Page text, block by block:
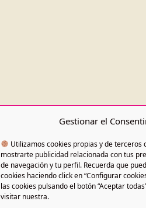
Gestionar el
Utilizamos cookies propias y de terceros
mostrarte publicidad relacionada con tus
de navegación y tu perfil. Recuerda que
cookies haciendo click en “Configurar
las cookies pulsando el botón “Aceptar
visitar nuestra.